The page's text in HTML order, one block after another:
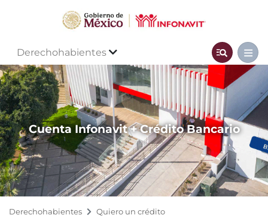
Derechohabientes
Cuenta Infonavit + Crédito Bancario
Derechohabientes
Quiero un crédito